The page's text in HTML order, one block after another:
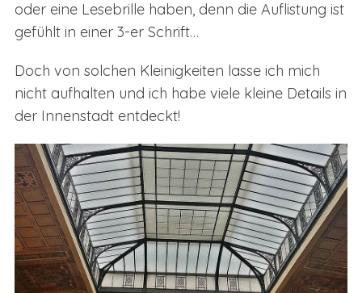
oder eine Lesebrille haben, denn die Auflistung ist
gefühlt in einer 3-er Schrift…
Doch von solchen Kleinigkeiten lasse ich mich
nicht aufhalten und ich habe viele kleine Details in
der Innenstadt entdeckt!